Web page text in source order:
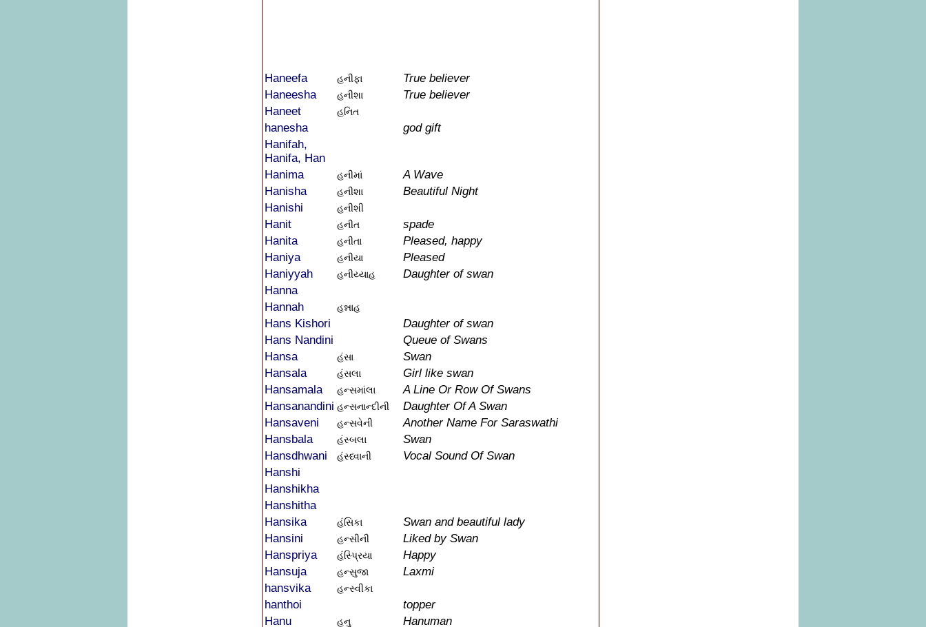
Haneefa હનીફા
True believer
Haneesha
હનીશા
True believer
Haneet
હનિત
hanesha
god gift
Hanifah,
Hanifa, Han
Hanima
હનીમાં
A Wave
Hanisha
હનીશા
Beautiful Night
Hanishi
હનીશી
Hanit હનીત
spade
Hanita
હનીતા
Pleased, happy
Haniya
હનીયા
Pleased
Haniyyah
હનીય્યાહ
Daughter of swan
Hanna
Hannah
હન્નાહ
Hans Kishori
Daughter of swan
Hans Nandini
Queue of Swans
Hansa
હંસા
Swan
Hansala
હંસલા
Girl like swan
Hansamala
હન્સમાંલા
A Line Or Row Of Swans
Hansanandini હન્સનાન્દીની
Daughter Of A Swan
Hansaveni
હન્સવેની
Another Name For Saraswathi
Hansbala
હંસ્બલા
Swan
Hansdhwani
હંસ્ધ્વાની
Vocal Sound Of Swan
Hanshi
Hanshikha
Hanshitha
Hansika
હંસિકા
Swan and beautiful lady
Hansini
હન્સીની
Liked by Swan
Hanspriya
હંસ્પ્રિયા
Happy
Hansuja
હન્સુજા
Laxmi
hansvika
હન્સ્વીકા
hanthoi
topper
Hanu
હનુ Hanuman